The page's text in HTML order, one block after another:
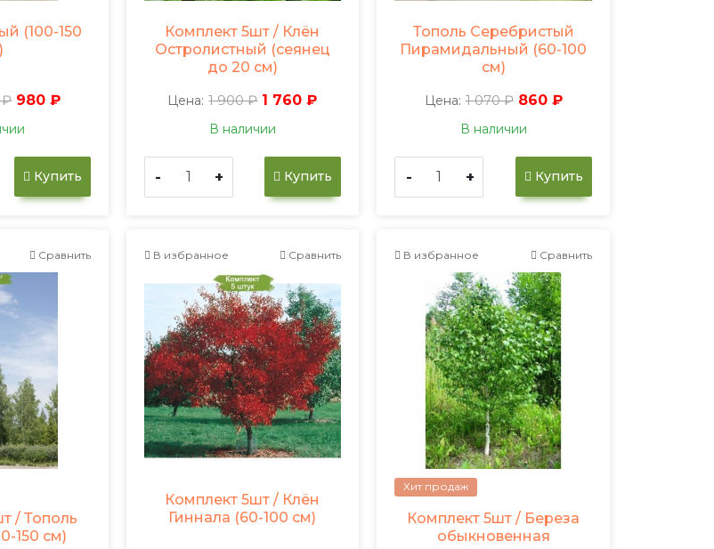
(100-150
₽ 980 ₽
Купить
Комплект 5шт / Клён
Остролистный (сеянец
до 20 см)
Цена: 1 900 ₽ 1 760 ₽
В наличии
- + Купить
Тополь Серебристый
Пирамидальный (60-100
см)
Цена: 1 070 ₽ 860 ₽
В наличии
- + Купить
Сравнить
/ Тополь
150 см)
В избранное Сравнить
Комплект 5шт / Клён
Гиннала (60-100 см)
В избранное Сравнить
Хит продаж
Комплект 5шт / Береза
обыкновенная